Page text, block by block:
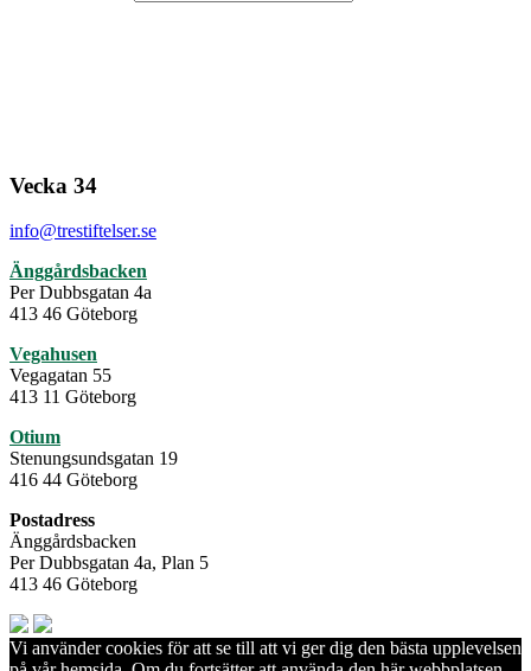
Vecka 34
info@trestiftelser.se
Änggårdsbacken
Per Dubbsgatan 4a
413 46 Göteborg
Vegahusen
Vegagatan 55
413 11 Göteborg
Otium
Stenungsundsgatan 19
416 44 Göteborg
Postadress
Änggårdsbacken
Per Dubbsgatan 4a, Plan 5
413 46 Göteborg
Vi använder cookies för att se till att vi ger dig den bästa upplevelsen